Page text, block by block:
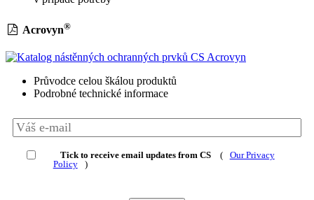
Acrovyn®
Průvodce celou škálou produktů
Podrobné technické informace
Tick to receive email updates from CS (
Our Privacy
Policy
)